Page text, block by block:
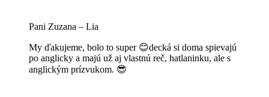
Pani Zuzana – Lia
My ďakujeme, bolo to super 😊decká si doma spievajú
po anglicky a majú už aj vlastnú reč, hatlaninku, ale s
anglickým prízvukom. 😎